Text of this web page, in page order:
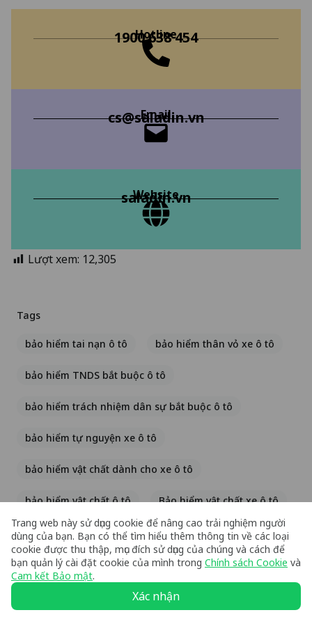
Hotline
1900 638 454
Email
cs@saladin.vn
Website
saladin.vn
Lượt xem: 12,305
Tags
bảo hiểm tai nạn ô tô bảo hiểm thân vỏ xe ô tô
bảo hiểm TNDS bắt buộc ô tô
bảo hiểm trách nhiệm dân sự bắt buộc ô tô
bảo hiểm tự nguyện xe ô tô
bảo hiểm vật chất dành cho xe ô tô
bảo hiểm vật chất ô tô Bảo hiểm vật chất xe ô tô
bảo hiểm xe hơi bắt buộc cách lái xe ô tô an toàn
cách sử dụng bảo hiểm thân vỏ xe ô tô
Kinh nghiệm lái xe an toàn
Trang web này sử dụng cookie để nâng cao trải nghiệm người
dùng của bạn. Bạn có thể tìm hiểu thêm thông tin về các loại
cookie được thu thập, mục đích sử dụng của chúng và cách để
bạn quản lý cài đặt cookie của mình trong Chính sách Cookie và
Cam kết Bảo mật.
Xác nhận